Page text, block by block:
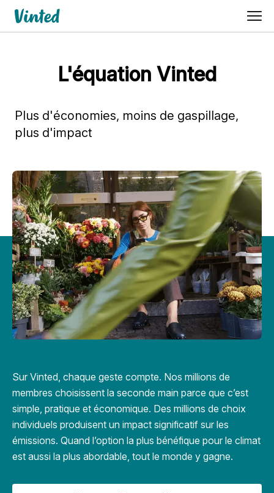
L'équation Vinted
Plus d'économies, moins de gaspillage,
plus d'impact
Sur Vinted, chaque geste compte. Nos millions de
membres choisissent la seconde main parce que c’est
simple, pratique et économique. Des millions de choix
individuels produisent un impact significatif sur les
émissions. Quand l’option la plus bénéfique pour le climat
est aussi la plus abordable, tout le monde y gagne.